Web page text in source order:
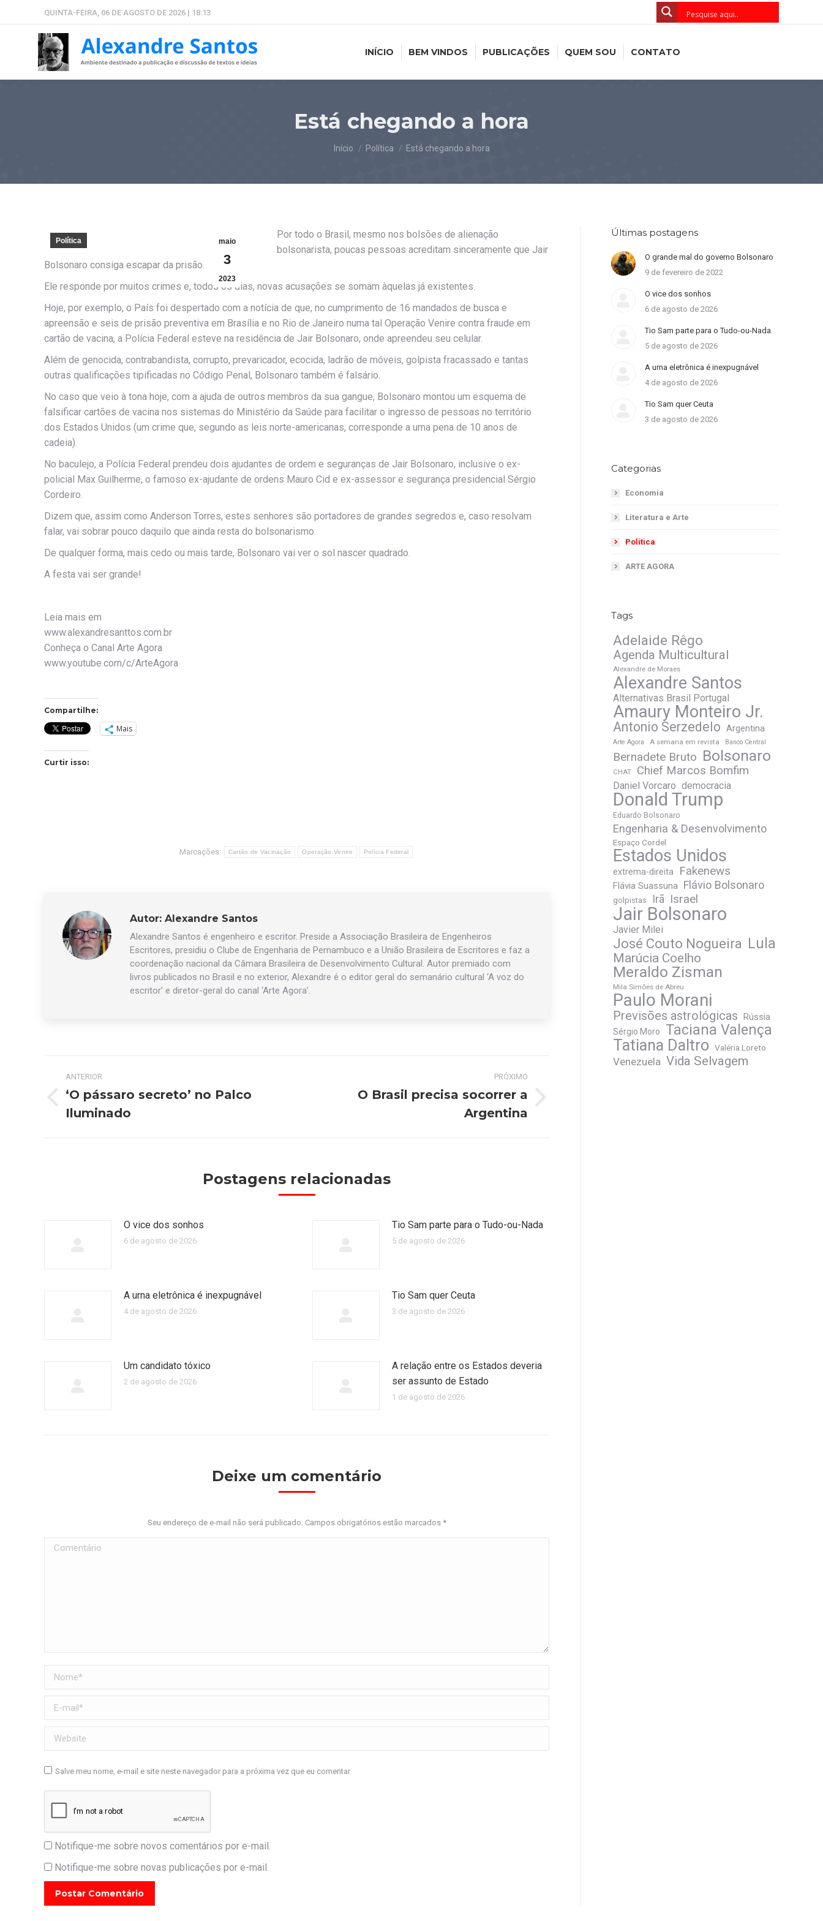
QUINTA-FEIRA, 06 DE AGOSTO DE 2026 | 18:13
INÍCIO BEM VINDOS PUBLICAÇÕES QUEM SOU CONTATO
Está chegando a hora
Você está aqui:
Início Política Está chegando a hora
maio
3
2023
Política
Por todo o Brasil, mesmo nos bolsões de alienação
bolsonarista, poucas pessoas acreditam sinceramente que Jair
Bolsonaro consiga escapar da prisão.
Ele responde por muitos crimes e, todos os dias, novas acusações se somam àquelas já existentes.
Hoje, por exemplo, o País foi despertado com a notícia de que, no cumprimento de 16 mandados de busca e
apreensão e seis de prisão preventiva em Brasília e no Rio de Janeiro numa tal Operação Venire contra fraude em
cartão de vacina, a Polícia Federal esteve na residência de Jair Bolsonaro, onde apreendeu seu celular.
Além de genocida, contrabandista, corrupto, prevaricador, ecocida, ladrão de móveis, golpista fracassado e tantas
outras qualificações tipificadas no Código Penal, Bolsonaro também é falsário.
No caso que veio à tona hoje, com a ajuda de outros membros da sua gangue, Bolsonaro montou um esquema de
falsificar cartões de vacina nos sistemas do Ministério da Saúde para facilitar o ingresso de pessoas no território
dos Estados Unidos (um crime que, segundo as leis norte-americanas, corresponde a uma pena de 10 anos de
cadeia).
No baculejo, a Polícia Federal prendeu dois ajudantes de ordem e seguranças de Jair Bolsonaro, inclusive o ex-
policial Max Guilherme, o famoso ex-ajudante de ordens Mauro Cid e ex-assessor e segurança presidencial Sérgio
Cordeiro.
Dizem que, assim como Anderson Torres, estes senhores são portadores de grandes segredos e, caso resolvam
falar, vai sobrar pouco daquilo que ainda resta do bolsonarismo.
De qualquer forma, mais cedo ou mais tarde, Bolsonaro vai ver o sol nascer quadrado.
A festa vai ser grande!
Leia mais em
www.alexandresanttos.com.br
Conheça o Canal Arte Agora
www.youtube.com/c/ArteAgora
Compartilhe:
Mais
Curtir isso:
Marcações: Cartão de Vacinação Operação Venire Polícia Federal
Autor: Alexandre Santos
Alexandre Santos é engenheiro e escritor. Preside a Associação Brasileira de Engenheiros
Escritores, presidiu o Clube de Engenharia de Pernambuco e a União Brasileira de Escritores e faz a
coordenação nacional da Câmara Brasileira de Desenvolvimento Cultural. Autor premiado com
livros publicados no Brasil e no exterior, Alexandre é o editor geral do semanário cultural ‘A voz do
escritor’ e diretor-geral do canal ‘Arte Agora’.
Navegação
de
post:
ANTERIOR
Post
anterior:
‘O pássaro secreto’ no Palco
Iluminado
PRÓXIMO
O Brasil precisa socorrer a
Argentina
Postagens relacionadas
O vice dos sonhos
6 de agosto de 2026
Tio Sam parte para o Tudo-ou-Nada
5 de agosto de 2026
A urna eletrônica é inexpugnável
4 de agosto de 2026
Tio Sam quer Ceuta
3 de agosto de 2026
Um candidato tóxico
2 de agosto de 2026
A relação entre os Estados deveria
ser assunto de Estado
1 de agosto de 2026
Deixe um comentário
Seu endereço de e-mail não será publicado. Campos obrigatórios estão marcados *
Comentário
Nome *
E-mail *
Website
Salve meu nome, e-mail e site neste navegador para a próxima vez que eu comentar.
Notifique-me sobre novos comentários por e-mail.
Notifique-me sobre novas publicações por e-mail.
Postar Comentário
Últimas postagens
O grande mal do governo Bolsonaro
9 de fevereiro de 2022
O vice dos sonhos
6 de agosto de 2026
Tio Sam parte para o Tudo-ou-Nada
5 de agosto de 2026
A urna eletrônica é inexpugnável
4 de agosto de 2026
Tio Sam quer Ceuta
3 de agosto de 2026
Categorias
Economia
Literatura e Arte
Política
ARTE AGORA
Tags
Adelaide Rêgo
Agenda Multicultural
Alexandre de Moraes
Alexandre Santos
Alternativas Brasil Portugal
Amaury Monteiro Jr.
Antonio Serzedelo Argentina
Arte Agora A semana em revista Banco Central
Bernadete Bruto Bolsonaro
CHAT Chief Marcos Bomfim
Daniel Vorcaro democracia
Donald Trump
Eduardo Bolsonaro
Engenharia & Desenvolvimento
Espaço Cordel
Estados Unidos
extrema-direita Fakenews
Flávia Suassuna Flávio Bolsonaro
golpistas Irã Israel
Jair Bolsonaro
Javier Milei
José Couto Nogueira Lula
Marúcia Coelho
Meraldo Zisman
Mila Simões de Abreu
Paulo Morani
Previsões astrológicas Rússia
Sérgio Moro Taciana Valença
Tatiana Daltro Valéria Loreto
Venezuela Vida Selvagem